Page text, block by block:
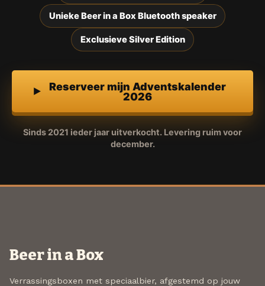
Unieke Beer in a Box Bluetooth speaker
Exclusieve Silver Edition
Reserveer mijn Adventskalender
2026
Sinds 2021 ieder jaar uitverkocht. Levering ruim voor
december.
Beer in a Box
Verrassingsboxen met speciaalbier, afgestemd op jouw